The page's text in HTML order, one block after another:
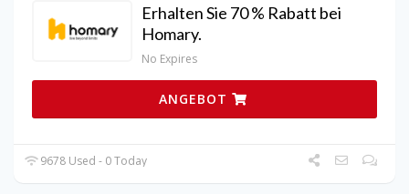
Erhalten Sie 70 % Rabatt bei
Homary.
No Expires
ANGEBOT
9678 Used - 0 Today